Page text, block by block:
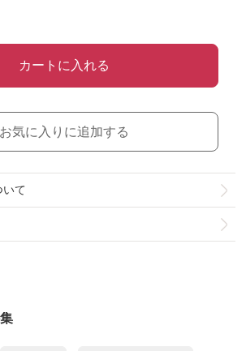
カートに入れる
お気に入りに追加する
いて